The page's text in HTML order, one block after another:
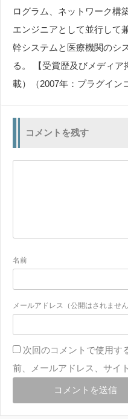
ログラム、ネットワーク構
エンジニアとして並行して
幹システムと医療機関のシ
る。 【受賞歴及びメディア
載）（2007年：プラグイン
コメントを残す
名前
メールアドレス（公開はされません
次回のコメントで使用す
前、メールアドレス、サイ